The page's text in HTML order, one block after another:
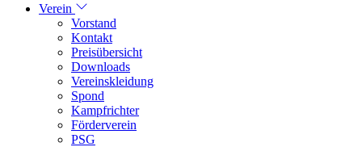
Verein
Vorstand
Kontakt
Preisübersicht
Downloads
Vereinskleidung
Spond
Kampfrichter
Förderverein
PSG